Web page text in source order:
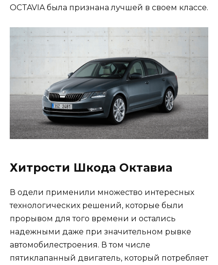
OCTAVIA была признана лучшей в своем классе.
Хитрости Шкода Октавиа
В одели применили множество интересных
технологических решений, которые были
прорывом для того времени и остались
надежными даже при значительном рывке
автомобилестроения. В том числе
пятиклапанный двигатель, который потребляет